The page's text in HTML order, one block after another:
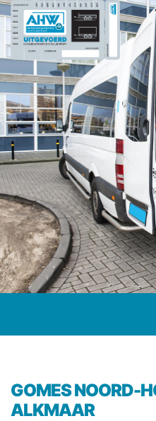
GOMES NOORD-HOLLAND B.V.
ALKMAAR